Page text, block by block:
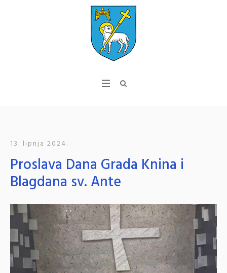
13. lipnja 2024.
Proslava Dana Grada Knina i
Blagdana sv. Ante